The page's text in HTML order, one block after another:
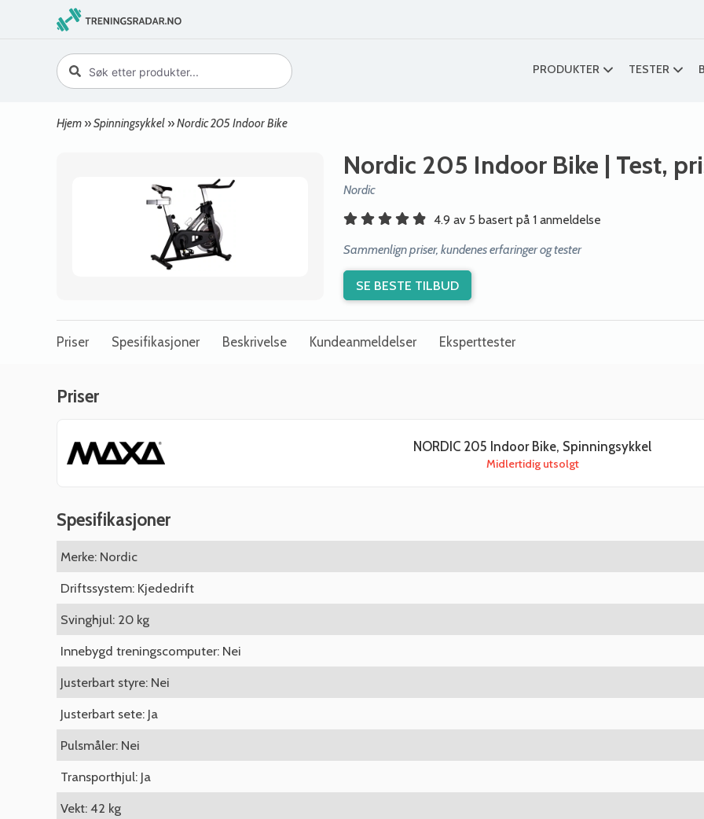
PRODUKTER TESTER
Hjem »Spinningsykkel »Nordic 205 Indoor Bike
Nordic 205 Indoor Bike | Test,
Nordic
4.9 av 5 basert på 1 anmeldelse
Sammenlign priser, kundenes erfaringer og tester
SE BESTE TILBUD
Priser Spesifikasjoner Beskrivelse Kundeanmeldelser Eksperttester
Priser
NORDIC 205 Indoor Bike, Spinningsykkel
Midlertidig utsolgt
Spesifikasjoner
Merke: Nordic
Driftssystem: Kjededrift
Svinghjul: 20 kg
Innebygd treningscomputer: Nei
Justerbart styre: Nei
Justerbart sete: Ja
Pulsmåler: Nei
Transporthjul: Ja
Vekt: 42 kg